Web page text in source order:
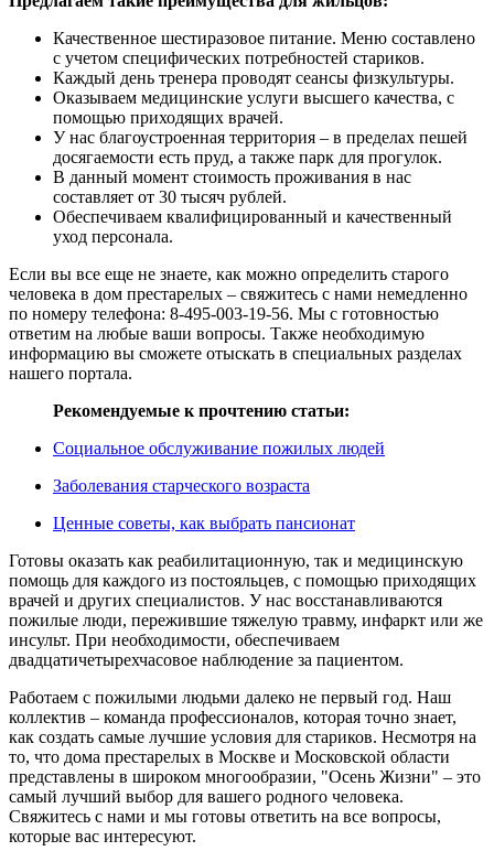
Качественное шестиразовое питание. Меню составлено
с учетом специфических потребностей стариков.
Каждый день тренера проводят сеансы физкультуры.
Оказываем медицинские услуги высшего качества, с
помощью приходящих врачей.
У нас благоустроенная территория – в пределах пешей
досягаемости есть пруд, а также парк для прогулок.
В данный момент стоимость проживания в нас
составляет от 30 тысяч рублей.
Обеспечиваем квалифицированный и качественный
уход персонала.
Если вы все еще не знаете, как можно определить старого
человека в дом престарелых – свяжитесь с нами немедленно
по номеру телефона: 8-495-003-19-56. Мы с готовностью
ответим на любые ваши вопросы. Также необходимую
информацию вы сможете отыскать в специальных разделах
нашего портала.
Рекомендуемые к прочтению статьи:
Социальное обслуживание пожилых людей
Заболевания старческого возраста
Ценные советы, как выбрать пансионат
Готовы оказать как реабилитационную, так и медицинскую
помощь для каждого из постояльцев, с помощью приходящих
врачей и других специалистов. У нас восстанавливаются
пожилые люди, пережившие тяжелую травму, инфаркт или же
инсульт. При необходимости, обеспечиваем
двадцатичетырехчасовое наблюдение за пациентом.
Работаем с пожилыми людьми далеко не первый год. Наш
коллектив – команда профессионалов, которая точно знает,
как создать самые лучшие условия для стариков. Несмотря на
то, что дома престарелых в Москве и Московской области
представлены в широком многообразии, "Осень Жизни" – это
самый лучший выбор для вашего родного человека.
Свяжитесь с нами и мы готовы ответить на все вопросы,
которые вас интересуют.